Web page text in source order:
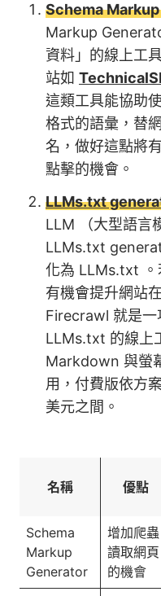
Schema
Markup
資料」的線上工
站如
這類工具能協助
格式的語彙，替
名，做好這點將
點擊的機會。
LLMs.txt
LLM （大型語言
LLMs.txt
化為 LLMs.txt
有機會提升網站
Firecrawl 就是一
LLMs.txt 的線上
Markdown 與螢
用，付費版依方
美元之間。
名稱 優點
Schema
Markup
Generator
增加爬蟲
讀取網頁
的機會